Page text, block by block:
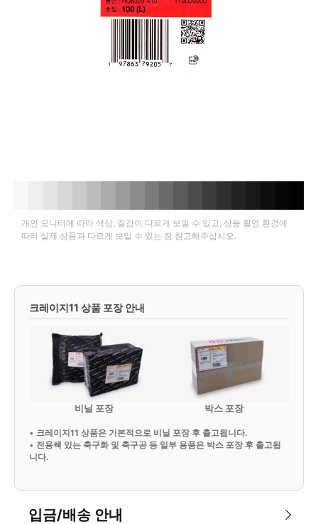
개인 모니터에 따라 색상, 질감이 다르게 보일 수 있고, 상품 촬영 환경에
따라 실제 상품과 다르게 보일 수 있는 점 참고해주십시오.
크레이지11 상품 포장 안내
비닐 포장 박스 포장
• 크레이지11 상품은 기본적으로 비닐 포장 후 출고됩니다.
• 전용쌕 있는 축구화 및 축구공 등 일부 용품은 박스 포장 후 출고됩
니다.
입금/배송 안내